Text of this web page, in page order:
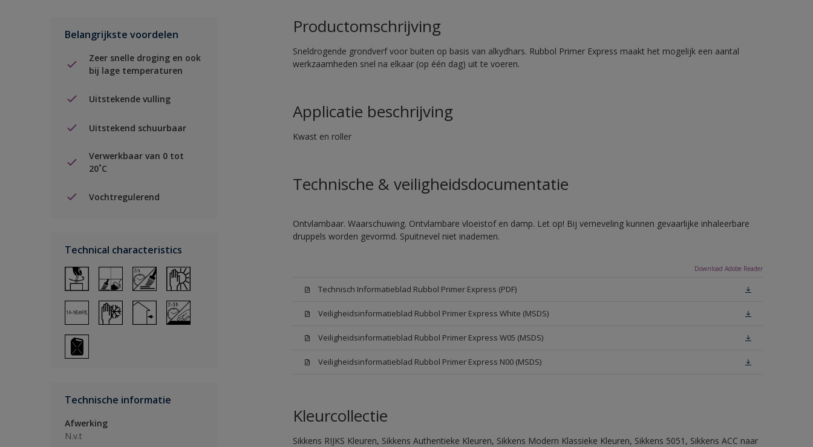
Belangrijkste voordelen
Zeer snelle droging en ook
bij lage temperaturen
Uitstekende vulling
Uitstekend schuurbaar
Verwerkbaar van 0 tot
20˚C
Vochtregulerend
Technical characteristics
Technische informatie
Afwerking
N.v.t
Productomschrijving
Sneldrogende grondverf voor buiten op basis van alkydhars. Rubbol Primer Express maakt het mogelijk een aantal
werkzaamheden snel na elkaar (op één dag) uit te voeren.
Applicatie beschrijving
Kwast en roller
Technische & veiligheidsdocumentatie
Ontvlambaar. Waarschuwing. Ontvlambare vloeistof en damp. Let op! Bij verneveling kunnen gevaarlijke inhaleerbare
druppels worden gevormd. Spuitnevel niet inademen.
Download Adobe Reader
Technisch Informatieblad Rubbol Primer Express (PDF)
Veiligheidsinformatieblad Rubbol Primer Express White (MSDS)
Veiligheidsinformatieblad Rubbol Primer Express W05 (MSDS)
Veiligheidsinformatieblad Rubbol Primer Express N00 (MSDS)
Kleurcollectie
Sikkens RIJKS Kleuren, Sikkens Authentieke Kleuren, Sikkens Modern Klassieke Kleuren, Sikkens 5051, Sikkens ACC naar